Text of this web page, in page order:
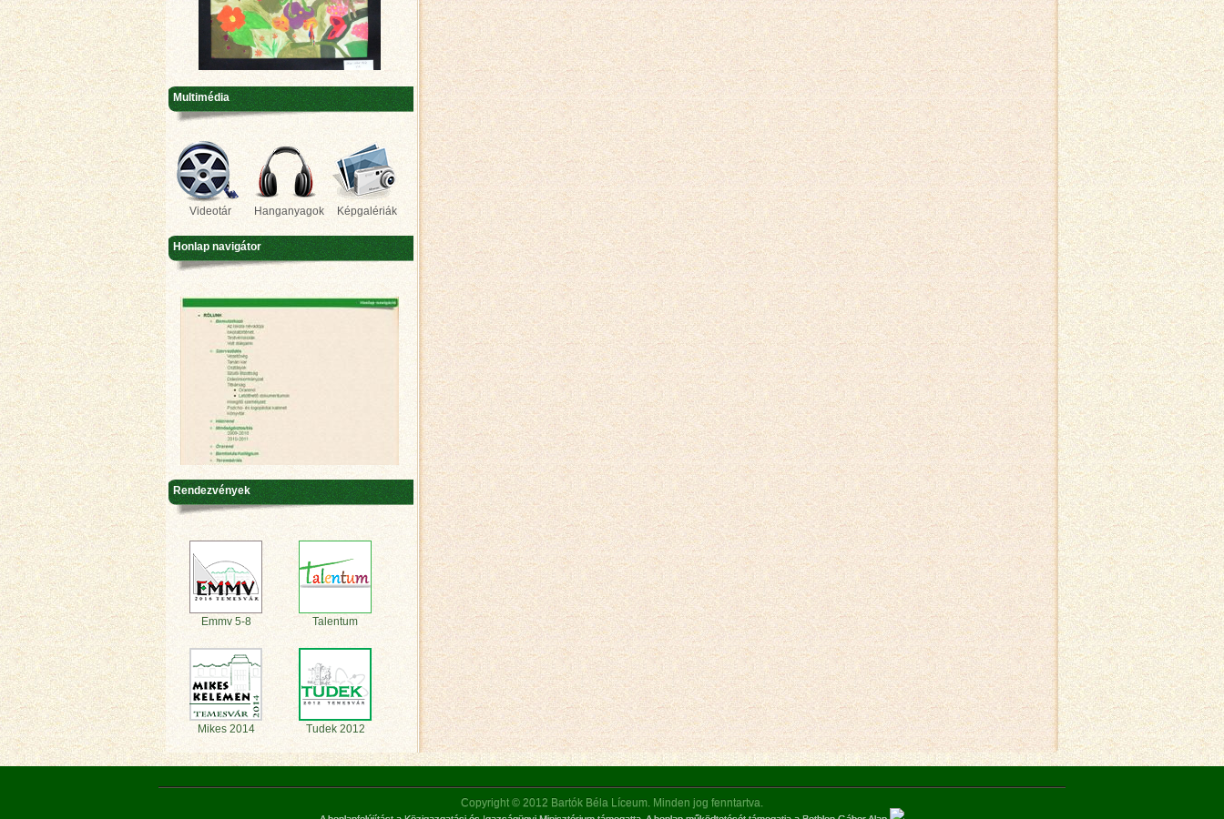
Multimédia
Videotár Hanganyagok Képgalériák
Honlap navigátor
Rendezvények
Emmv 5-8 Talentum
Mikes 2014 Tudek 2012
Copyright © 2012 Bartók Béla Líceum. Minden jog fenntartva.